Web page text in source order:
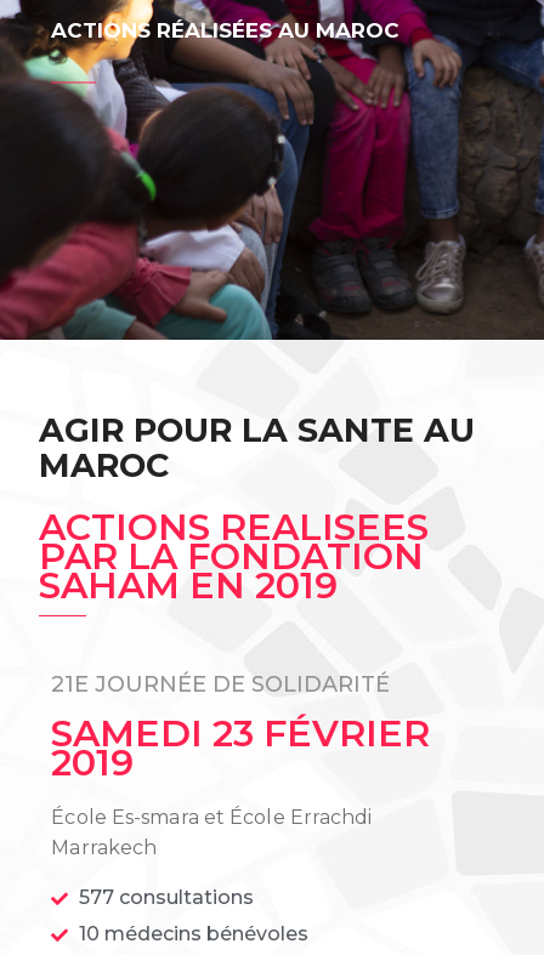
ACTIONS RÉALISÉES AU MAROC
AGIR POUR LA SANTE AU
MAROC
ACTIONS REALISEES
PAR LA FONDATION
SAHAM EN 2019
21E JOURNÉE DE SOLIDARITÉ
SAMEDI 23 FÉVRIER
2019
École Es-smara et École Errachdi
Marrakech
577 consultations
10 médecins bénévoles